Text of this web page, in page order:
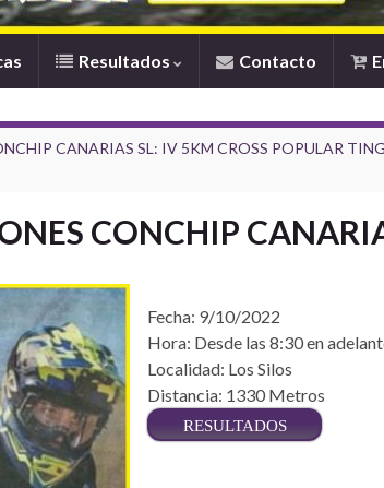
Resultados Contacto
CANARIAS SL: IV 5KM CROSS POPULAR
CONCHIP
Fecha: 9/10/2022
Hora: Desde las 8:30 en
Localidad: Los Silos
Distancia: 1330 Metros
RESULTADOS